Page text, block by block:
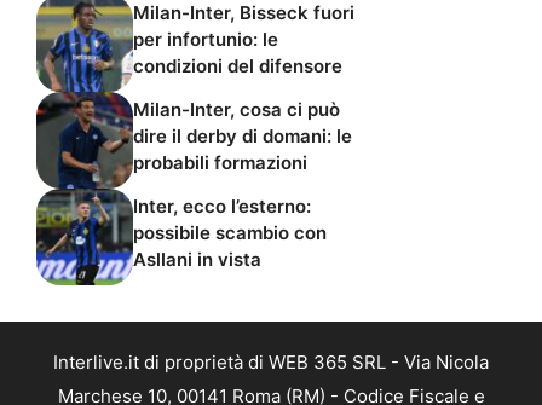
Milan-Inter, Bisseck fuori
per infortunio: le
condizioni del difensore
Milan-Inter, cosa ci può
dire il derby di domani: le
probabili formazioni
Inter, ecco l’esterno:
possibile scambio con
Asllani in vista
Interlive.it di proprietà di WEB 365 SRL - Via Nicola
Marchese 10, 00141 Roma (RM) - Codice Fiscale e